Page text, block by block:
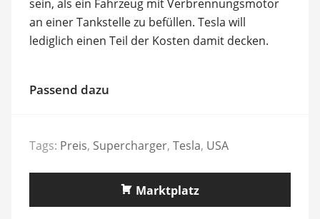
sein, als ein Fahrzeug mit Verbrennungsmotor
an einer Tankstelle zu befüllen. Tesla will
lediglich einen Teil der Kosten damit decken.
Passend dazu
Tags: Preis, Supercharger, Tesla, USA
Marktplatz